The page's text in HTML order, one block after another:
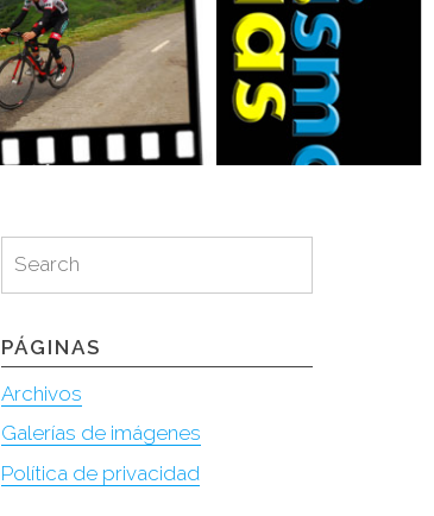
for:
Search
PÁGINAS
Archivos
Galerías de imágenes
Política de privacidad